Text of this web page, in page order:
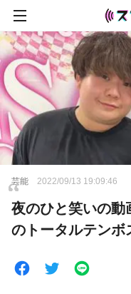
芸能 2022/09/13 19:09:46
夜のひと笑いの動
のトータルテンボ